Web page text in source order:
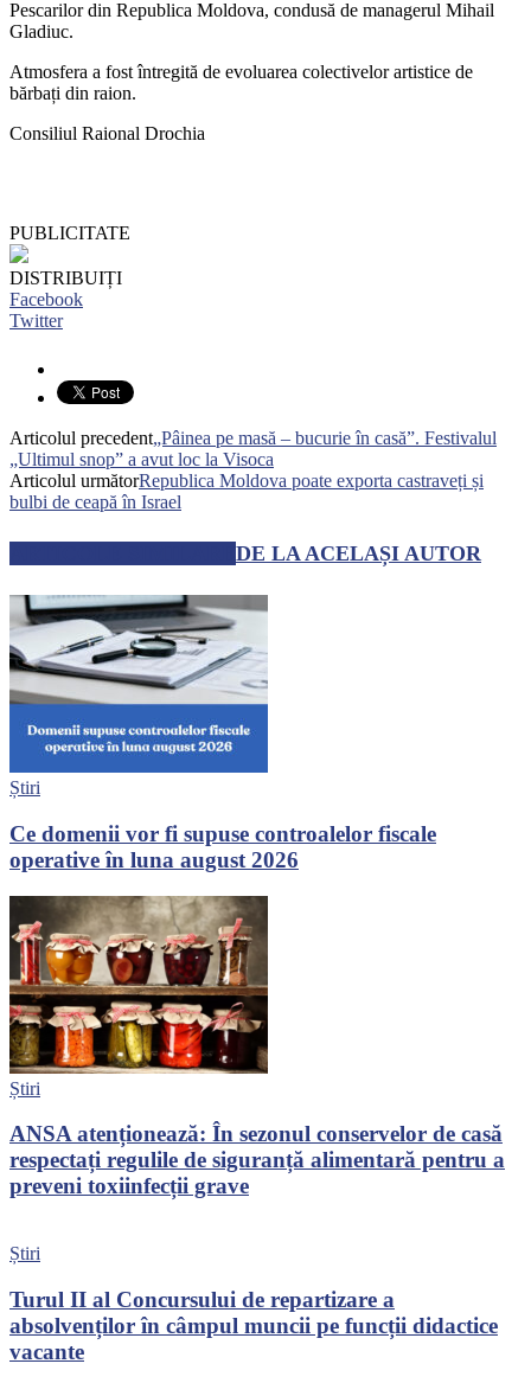
Pescarilor din Republica Moldova, condusă de managerul Mihail
Gladiuc.
Atmosfera a fost întregită de evoluarea colectivelor artistice de
bărbați din raion.
Consiliul Raional Drochia
PUBLICITATE
DISTRIBUIȚI
Facebook
Twitter
Articolul precedent„Pâinea pe masă – bucurie în casă”. Festivalul
„Ultimul snop” a avut loc la Visoca
Articolul următorRepublica Moldova poate exporta castraveți și
bulbi de ceapă în Israel
DE LA ACELAȘI AUTOR
Știri
Ce domenii vor fi supuse controalelor fiscale
operative în luna august 2026
Știri
ANSA atenționează: În sezonul conservelor de casă
respectați regulile de siguranță alimentară pentru a
preveni toxiinfecții grave
Știri
Turul II al Concursului de repartizare a
absolvenților în câmpul muncii pe funcții didactice
vacante